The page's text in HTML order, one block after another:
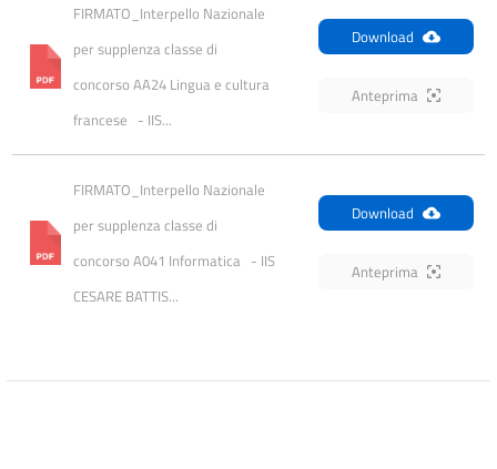
FIRMATO_Interpello Nazionale
per supplenza classe di
concorso AA24 Lingua e cultura
francese   - IIS...
Download
Anteprima
FIRMATO_Interpello Nazionale
per supplenza classe di
concorso A041 Informatica   - IIS
CESARE BATTIS...
Download
Anteprima